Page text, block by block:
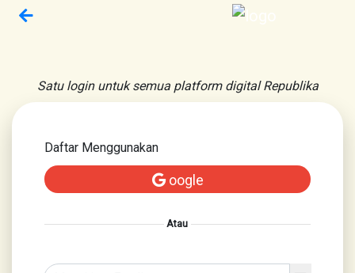
Satu login untuk semua platform digital Republika
Daftar Menggunakan
oogle
Atau